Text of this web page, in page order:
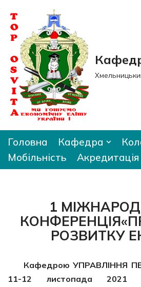
Перейти
до
вмісту
Головна Кафедра
Мобільність
Акредитація
1
РОЗВИТКУ
КафедроюУПРАВЛІННЯ
11-12 листопада 2021